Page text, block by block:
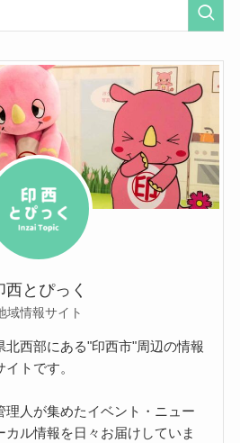
西とぴっく
域情報サイト
北西部にある"印西市"周辺の情報
トです。
理人が集めたイベント・ニュー
カル情報を日々お届けしていま